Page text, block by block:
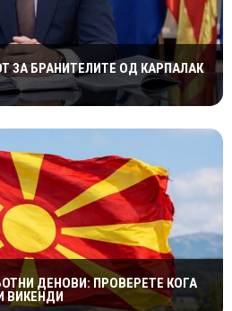
ЗА БРАНИТЕЛИТЕ ОД КАРПАЛАК
ДЕНОВИ: ПРОВЕРЕТЕ КОГА
ВИКЕНДИ